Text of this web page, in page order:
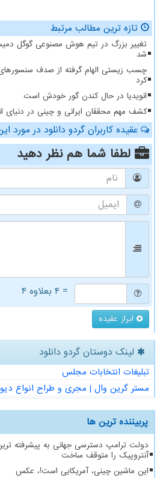
تازه ترین مطالب مرتبط
تغییر بزرگ در تیم هوش مصنوعی گوگل
شد
چسب زیستی الهام گرفته از صدف سنسورهای
کرد
انویدیا در حال کندن گور خودش است
کشف مهم محققان ایرانی و چینی در دنیای
عقیده کاربران گردو دانلود در مورد
لطفا شما همنظر دهید
= ۴ بعلاوه ۴
ابراز عقیده
لینک دوستان گردو دانلود
تبلیغات انتخابات مجلس
مستر گرین وال | مجری و طراح انواع
پربیننده ترین ها
دولت ترامپ دسترسی جهانی به پیشرفته
آنتروپیک را متوقف ساخت
این ماشین چینی، آمریکایی است!، عکس